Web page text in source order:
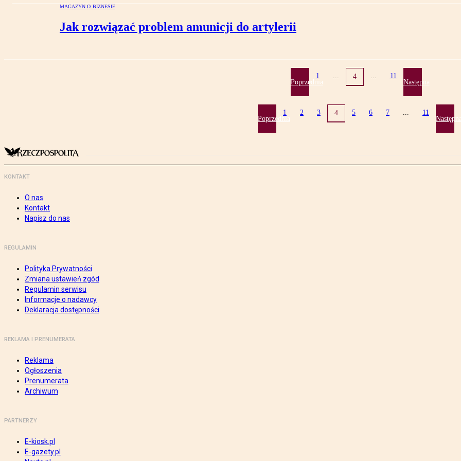
MAGAZYN O BIZNESIE
Jak rozwiązać problem amunicji do artylerii
Poprzednia
1 ... 4 ... 11
Następna
Poprzednia
1 2 3 4 5 6 7 ... 11
KONTAKT
O nas
Kontakt
Napisz do nas
REGULAMIN
Polityka Prywatności
Zmiana ustawień zgód
Regulamin serwisu
Informacje o nadawcy
Deklaracja dostępności
REKLAMA I PRENUMERATA
Reklama
Ogłoszenia
Prenumerata
Archiwum
PARTNERZY
E-kiosk.pl
E-gazety.pl